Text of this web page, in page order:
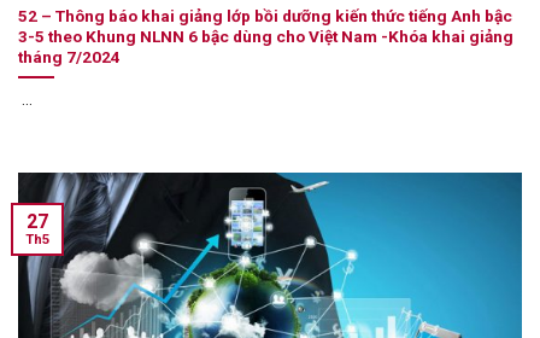
52 – Thông báo khai giảng lớp bồi dưỡng kiến thức tiếng Anh bậc
3-5 theo Khung NLNN 6 bậc dùng cho Việt Nam -Khóa khai giảng
tháng 7/2024
27
Th5